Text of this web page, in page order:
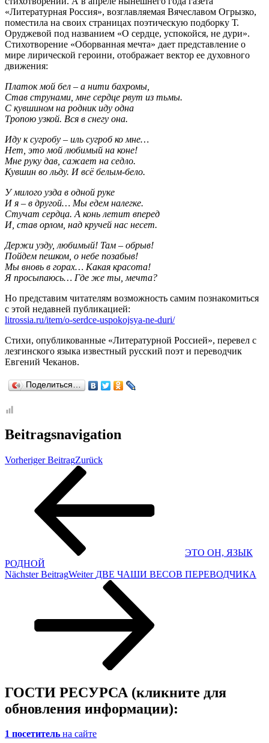
«Литературная Россия», возглавляемая Вячеславом Огрызко,
поместила на своих страницах поэтическую подборку Т.
Оруджевой под названием «О сердце, успокойся, не дури».
Стихотворение «Оборванная мечта» дает представление о
мире лирической героини, отображает вектор ее духовного
движения:
Платок мой бел – а нити бахромы,
Став струнами, мне сердце рвут из тьмы.
С кувшином на родник иду одна
Тропою узкой. Вся в снегу она.
Иду к сугробу – иль сугроб ко мне…
Нет, это мой любимый на коне!
Мне руку дав, сажает на седло.
Кувшин во льду. И всё белым-бело.
У милого узда в одной руке
И я – в другой… Мы едем налегке.
Стучат сердца. А конь летит вперед
И, став орлом, над кручей нас несет.
Держи узду, любимый! Там – обрыв!
Пойдем пешком, о небе позабыв!
Мы вновь в горах… Какая красота!
Я просыпаюсь… Где же ты, мечта?
Но представим читателям возможность самим познакомиться
с этой недавней публикацией:
litrossia.ru/item/o-serdce-uspokojsya-ne-duri/
Стихи, опубликованные «Литературной Россией», перевел с
лезгинского языка известный русский поэт и переводчик
Евгений Чеканов.
Поделиться…
Beitragsnavigation
Vorheriger BeitragZurück
ЭТО ОН, ЯЗЫК
РОДНОЙ
Nächster BeitragWeiter ДВЕ ЧАШИ ВЕСОВ ПЕРЕВОДЧИКА
ГОСТИ РЕСУРСА (кликните для
обновления информации):
1 посетитель на сайте